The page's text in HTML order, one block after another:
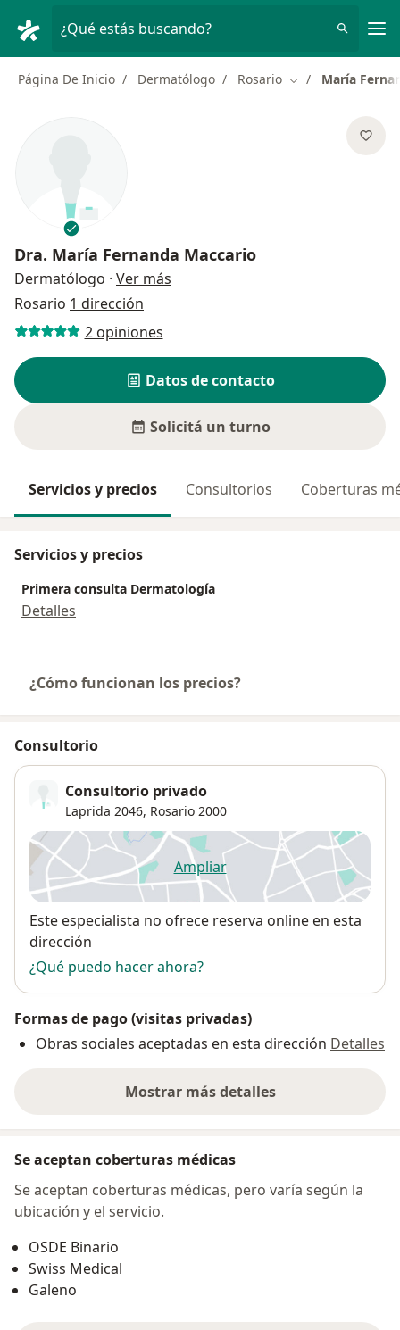
¿Qué estás buscando?
Página De Inicio Dermatólogo Rosario Cambiar de
María
Dra. María Fernanda Maccario
Dermatólogo · Ver más
Rosario 1 dirección
2 opiniones
Datos de contacto
Solicitá un turno
Servicios y precios Consultorios Coberturas
Servicios y precios
Primera consulta Dermatología
Detalles
¿Cómo funcionan los precios?
Consultorio
Consultorio privado
Laprida 2046, Rosario 2000
Ampliarse abre en una nueva
Disponibilidad
Este especialista no ofrece reserva online en esta
dirección
¿Qué puedo hacer ahora?
Formas de pago (visitas privadas)
Obras sociales aceptadas en esta dirección Detalles
Mostrar más detalles
sobre la dirección
Se aceptan coberturas médicas
Se aceptan coberturas médicas, pero varía según la
ubicación y el servicio.
OSDE Binario
Swiss Medical
Galeno